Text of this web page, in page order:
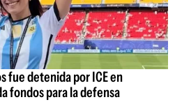
fue detenida por ICE en
fondos para la defensa